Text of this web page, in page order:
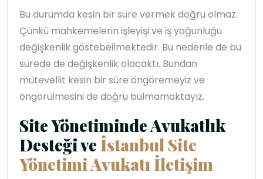
Bu durumda kesin bir süre vermek doğru olmaz.
Çünkü mahkemelerin işleyişi ve iş yoğunluğu
değişkenlik göstebeilmektedir. Bu nedenle de bu
sürede de değişkenlik olacaktı. Bundan
mütevellit kesin bir süre öngöremeyiz ve
öngörülmesini de doğru bulmamaktayız.
Site Yönetiminde Avukatlık
Desteği ve İstanbul Site
Yönetimi Avukatı İletişim